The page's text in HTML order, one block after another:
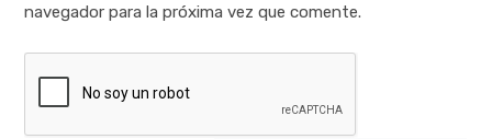
navegador para la próxima vez que comente.